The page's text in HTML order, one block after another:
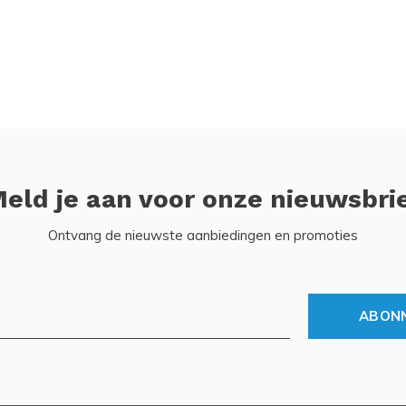
je aan voor onze
Ontvang de nieuwste aanbiedingen en promoties